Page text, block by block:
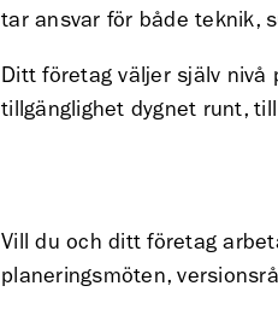
tar ansvar för både teknik,
Ditt företag väljer själv
tillgänglighet dygnet runt,
Vill du och ditt företag
planeringsmöten,